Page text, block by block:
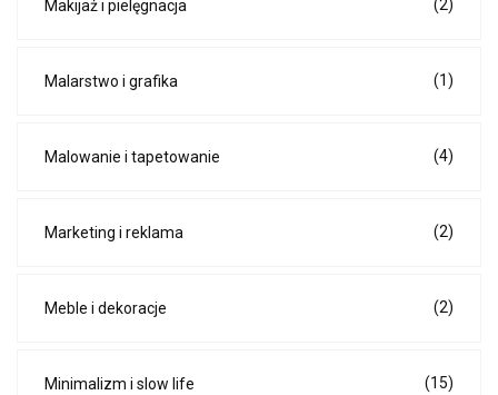
Makijaż i pielęgnacja (2)
Malarstwo i grafika (1)
Malowanie i tapetowanie (4)
Marketing i reklama (2)
Meble i dekoracje (2)
Minimalizm i slow life (15)